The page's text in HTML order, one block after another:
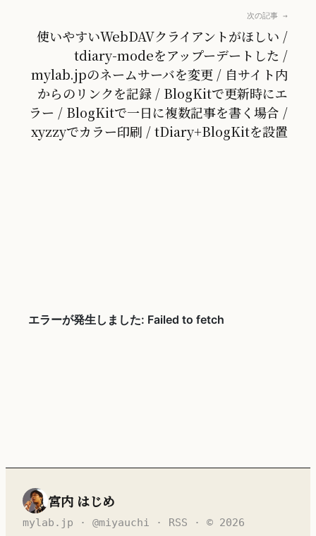
次の記事 →
使いやすいWebDAVクライアントがほしい /
tdiary-modeをアップーデートした /
mylab.jpのネームサーバを変更 / 自サイト内
からのリンクを記録 / BlogKitで更新時にエ
ラー / BlogKitで一日に複数記事を書く場合 /
xyzzyでカラー印刷 / tDiary+BlogKitを設置
宮内 はじめ
mylab.jp · @miyauchi · RSS · © 2026